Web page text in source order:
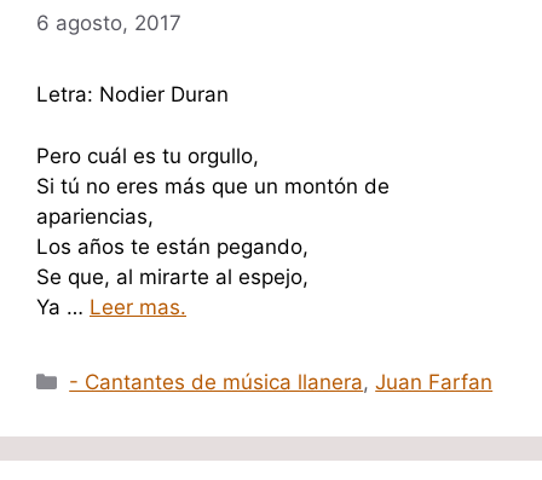
6 agosto, 2017
Letra: Nodier Duran
Pero cuál es tu orgullo,
Si tú no eres más que un montón de
apariencias,
Los años te están pegando,
Se que, al mirarte al espejo,
Ya … Leer mas.
Categorías
- Cantantes de música llanera,Juan Farfan